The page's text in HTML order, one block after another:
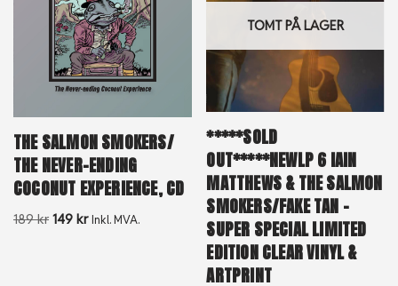
THE SALMON SMOKERS/
THE NEVER-ENDING
COCONUT EXPERIENCE, CD
189kr 149 kr Inkl. MVA.
TOMT PÅ LAGER
*****SOLD
OUT*****NEWLP 6 IAIN
MATTHEWS & THE SALMON
SMOKERS/FAKE TAN –
SUPER SPECIAL LIMITED
EDITION CLEAR VINYL &
ARTPRINT